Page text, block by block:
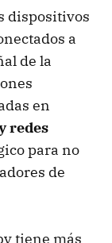
dispositivos
a
de la
en
redes
para no
de
tiene más